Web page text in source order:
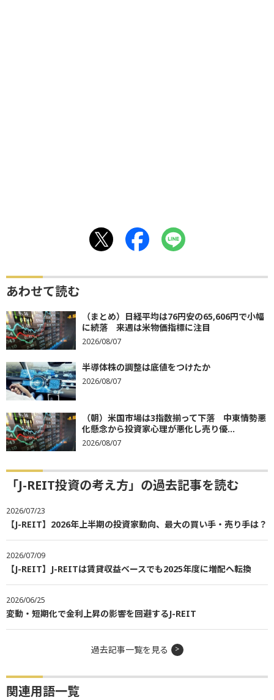
あわせて読む
（まとめ）日経平均は76円安の65,606円で小幅
に続落 来週は米物価指標に注目
2026/08/07
半導体株の調整は底値をつけたか
2026/08/07
（朝）米国市場は3指数揃って下落 中東情勢悪
化懸念から投資家心理が悪化し売り優...
2026/08/07
「J-REIT投資の考え方」の過去記事を読む
2026/07/23
【J-REIT】2026年上半期の投資家動向、最大の買い手・売り手は？
2026/07/09
【J-REIT】J-REITは賃貸収益ベースでも2025年度に増配へ転換
2026/06/25
変動・短期化で金利上昇の影響を回避するJ-REIT
過去記事一覧を見る
関連用語一覧